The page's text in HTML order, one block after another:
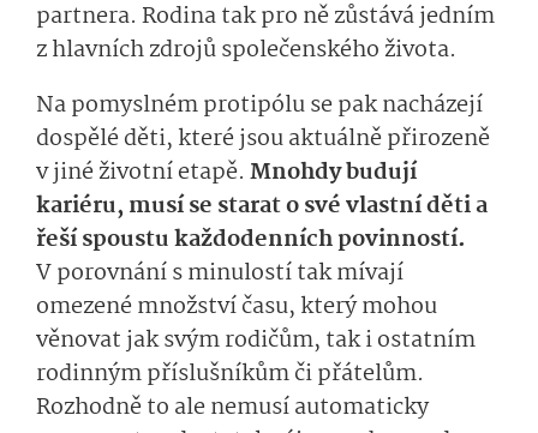
partnera. Rodina tak pro ně zůstává jedním
z hlavních zdrojů společenského života.
Na pomyslném protipólu se pak nacházejí
dospělé děti, které jsou aktuálně přirozeně
v jiné životní etapě. Mnohdy budují
kariéru, musí se starat o své vlastní děti a
řeší spoustu každodenních povinností.
V porovnání s minulostí tak mívají
omezené množství času, který mohou
věnovat jak svým rodičům, tak i ostatním
rodinným příslušníkům či přátelům.
Rozhodně to ale nemusí automaticky